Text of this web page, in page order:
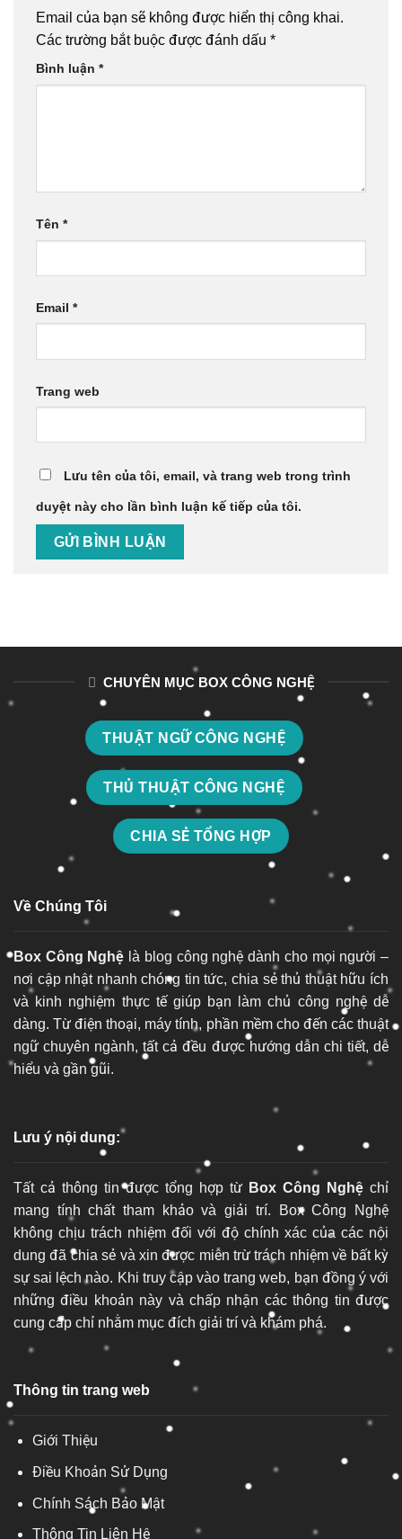
Email của bạn sẽ không được hiển thị công khai.
Các trường bắt buộc được đánh dấu *
Bình luận *
Tên *
Email *
Trang web
Lưu tên của tôi, email, và trang web trong trình
duyệt này cho lần bình luận kế tiếp của tôi.
CHUYÊN MỤC BOX CÔNG NGHỆ
THUẬT NGỮ CÔNG NGHỆ
THỦ THUẬT CÔNG NGHỆ
CHIA SẺ TỔNG HỢP
Về Chúng Tôi
Box Công Nghệ là blog công nghệ dành cho mọi người –
nơi cập nhật nhanh chóng tin tức, chia sẻ thủ thuật hữu ích
và kinh nghiệm thực tế giúp bạn làm chủ công nghệ dễ
dàng. Từ điện thoại, máy tính, phần mềm cho đến các thuật
ngữ chuyên ngành, tất cả đều được hướng dẫn chi tiết, dễ
hiểu và gần gũi.
Lưu ý nội dung:
Tất cả thông tin được tổng hợp từ Box Công Nghệ chỉ
mang tính chất tham khảo và giải trí. Box Công Nghệ
không chịu trách nhiệm đối với độ chính xác của các nội
dung đã chia sẻ và xin được miễn trừ trách nhiệm về bất kỳ
sự sai lệch nào. Khi truy cập vào trang web, bạn đồng ý với
những điều khoản này và chấp nhận các thông tin được
cung cấp chỉ nhằm mục đích giải trí và khám phá.
Thông tin trang web
Giới Thiệu
Điều Khoản Sử Dụng
Chính Sách Bảo Mật
Thông Tin Liên Hệ